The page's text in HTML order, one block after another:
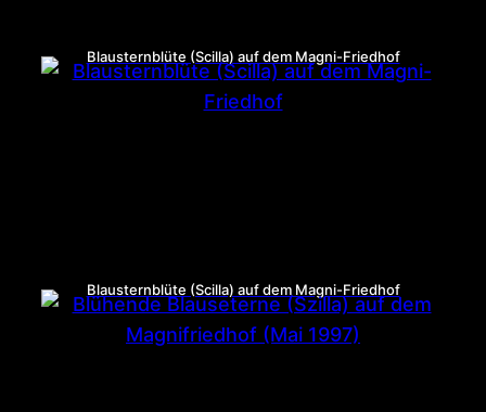
Blausternblüte (Scilla) auf dem Magni-Friedhof
Blausternblüte (Scilla) auf dem Magni-Friedhof